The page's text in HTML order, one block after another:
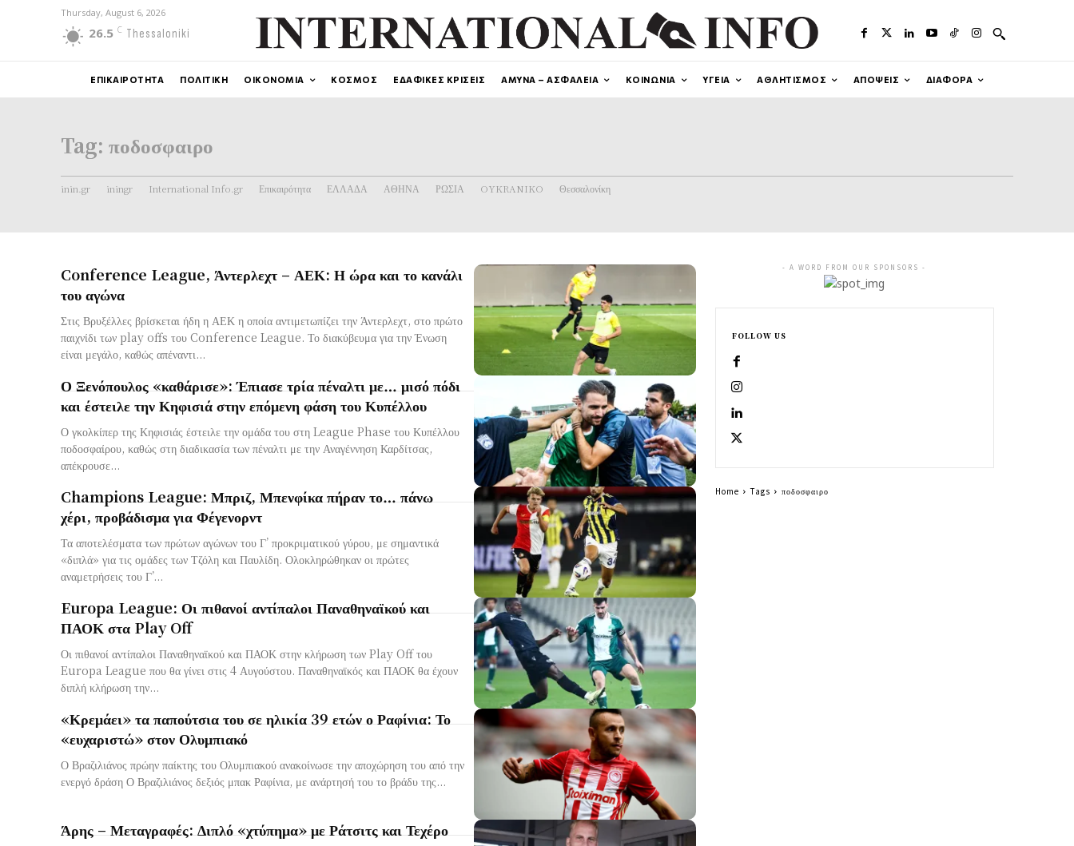
Thursday, August 6, 2026
26.5 C Thessaloniki
ΕΠΙΚΑΙΡΟΤΗΤΑ ΠΟΛΙΤΙΚΗ ΟΙΚΟΝΟΜΙΑ ΚΟΣΜΟΣ ΕΔΑΦΙΚΕΣ ΚΡΙΣΕΙΣ ΑΜΥΝΑ – ΑΣΦΑΛΕΙΑ ΚΟΙΝΩΝΙΑ ΥΓΕΙΑ ΑΘΛΗΤΙΣΜΟΣ ΑΠΟΨΕΙΣ ΔΙΑΦΟΡΑ
Tag: ποδοσφαιρο
inin.gr iningr International Info.gr Επικαιρότητα ΕΛΛΑΔΑ ΑΘΗΝΑ ΡΩΣΙΑ OYKRANIKO Θεσσαλονίκη
Conference League, Άντερλεχτ – ΑΕΚ: Η ώρα και το κανάλι
του αγώνα
Στις Βρυξέλλες βρίσκεται ήδη η ΑΕΚ η οποία αντιμετωπίζει την Άντερλεχτ, στο πρώτο
παιχνίδι των play offs του Conference League. Το διακύβευμα για την Ένωση
είναι μεγάλο, καθώς απέναντι...
Ο Ξενόπουλος «καθάρισε»: Έπιασε τρία πέναλτι με… μισό πόδι
και έστειλε την Κηφισιά στην επόμενη φάση του Κυπέλλου
Ο γκολκίπερ της Κηφισιάς έστειλε την ομάδα του στη League Phase του Κυπέλλου
ποδοσφαίρου, καθώς στη διαδικασία των πέναλτι με την Αναγέννηση Καρδίτσας,
απέκρουσε...
Champions League: Μπριζ, Μπενφίκα πήραν το… πάνω
χέρι, προβάδισμα για Φέγενορντ
Τα αποτελέσματα των πρώτων αγώνων του Γ’ προκριματικού γύρου, με σημαντικά
«διπλά» για τις ομάδες των Τζόλη και Παυλίδη. Ολοκληρώθηκαν οι πρώτες
αναμετρήσεις του Γ’...
Europa League: Οι πιθανοί αντίπαλοι Παναθηναϊκού και
ΠΑΟΚ στα Play Off
Οι πιθανοί αντίπαλοι Παναθηναϊκού και ΠΑΟΚ στην κλήρωση των Play Off του
Europa League που θα γίνει στις 4 Αυγούστου. Παναθηναϊκός και ΠΑΟΚ θα έχουν
διπλή κλήρωση την...
«Κρεμάει» τα παπούτσια του σε ηλικία 39 ετών ο Ραφίνια: Το
«ευχαριστώ» στον Ολυμπιακό
Ο Βραζιλιάνος πρώην παίκτης του Ολυμπιακού ανακοίνωσε την αποχώρηση του από την
ενεργό δράση Ο Βραζιλιάνος δεξιός μπακ Ραφίνια, με ανάρτησή του το βράδυ της...
Άρης – Μεταγραφές: Διπλό «χτύπημα» με Ράτσιτς και Τεχέρο
- A WORD FROM OUR SPONSORS -
FOLLOW US
Home Tags ποδοσφαιρο